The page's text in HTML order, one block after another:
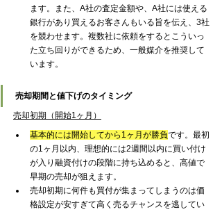
ます。また、A社の査定金額や、A社には使える
銀行があり買えるお客さんもいる旨を伝え、3社
を競わせます。複数社に依頼をするとこういっ
た立ち回りができるため、一般媒介を推奨して
います。
売却期間と値下げのタイミング
売却初期（開始1ヶ月）
基本的には開始してから1ヶ月が勝負です。最初
の1ヶ月以内、理想的には2週間以内に買い付け
が入り融資付けの段階に持ち込めると、高値で
早期の売却が狙えます。
売却初期に何件も買付が集まってしまうのは価
格設定が安すぎて高く売るチャンスを逃してい